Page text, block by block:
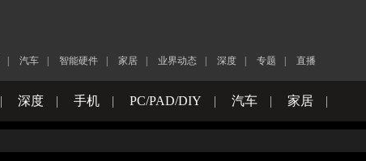
汽车 智能硬件 家居 业界动态 深度 专题 直播
| 深度 | 手机 | PC/PAD/DIY | 汽车 | 家居 |